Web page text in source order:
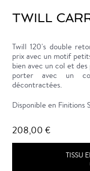
TWILL
Twill 120's double
prix avec un motif
bien avec un col et
porter avec un
décontractées.
Disponible en Finitions
208,00 €
TISSU